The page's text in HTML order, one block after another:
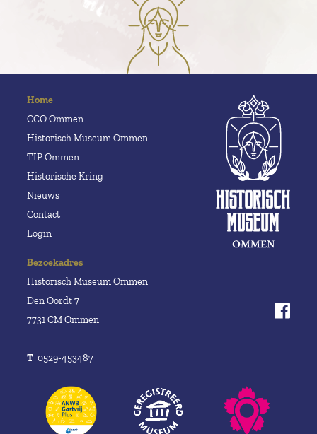
Bezoekadres
Historisch Museum Ommen
Den Oordt 7
7731 CM Ommen
T 0529-453487
Home
CCO Ommen
Historisch Museum Ommen
TIP Ommen
Historische Kring
Nieuws
Contact
Login